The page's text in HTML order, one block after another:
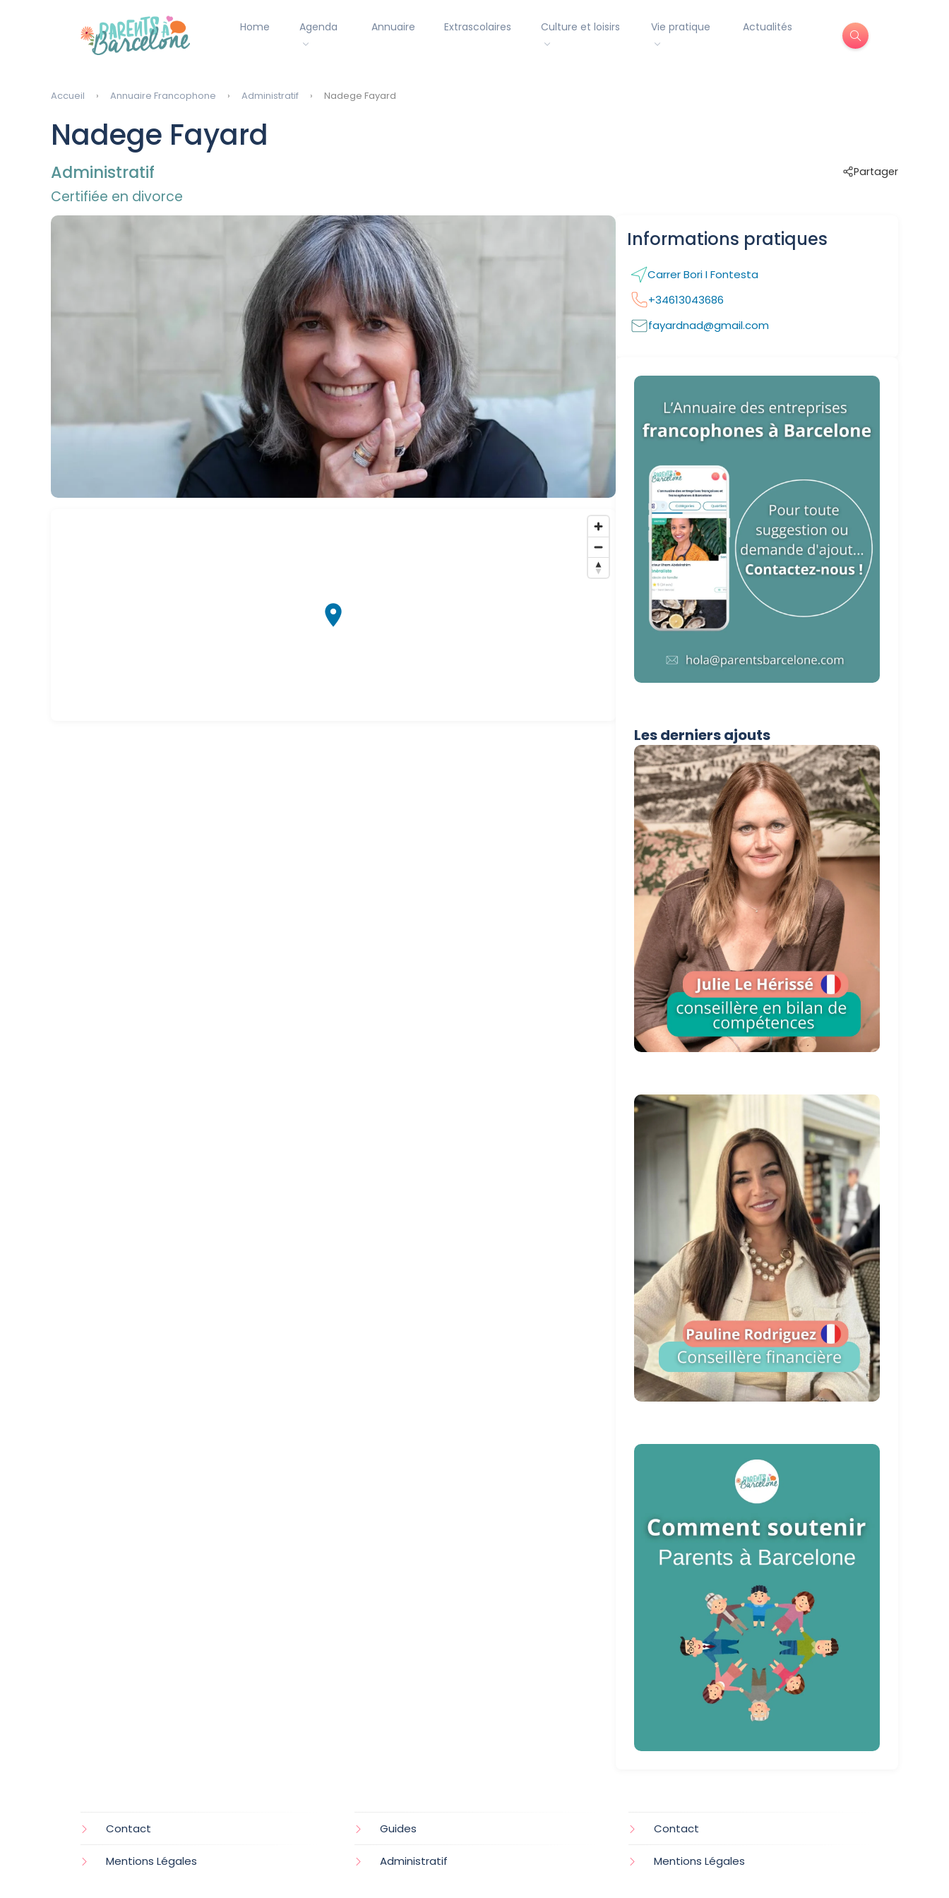
Home Agenda Annuaire Extrascolaires Culture et loisirs Vie pratique Actualités
Accueil Annuaire Francophone Administratif Nadege Fayard
Nadege Fayard
Administratif Partager
Certifiée en divorce
Informations pratiques
Carrer Bori I Fontesta
+34613043686
fayardnad@gmail.com
Les derniers ajouts
Contact
Mentions Légales
Guides
Administratif
Contact
Mentions Légales